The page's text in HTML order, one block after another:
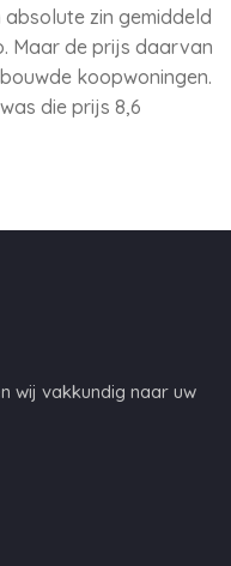
zin gemiddeld
Maar de prijs daarvan
koopwoningen.
die prijs 8,6
wij vakkundig naar uw